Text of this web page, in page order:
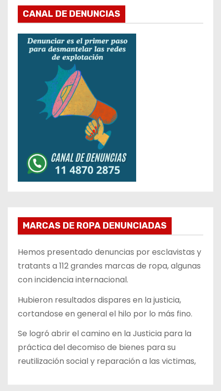
CANAL DE DENUNCIAS
MARCAS DE ROPA DENUNCIADAS
Hemos presentado denuncias por esclavistas y
tratants a 112 grandes marcas de ropa, algunas
con incidencia internacional.
Hubieron resultados dispares en la justicia,
cortandose en general el hilo por lo más fino.
Se logró abrir el camino en la Justicia para la
práctica del decomiso de bienes para su
reutilización social y reparación a las victimas,